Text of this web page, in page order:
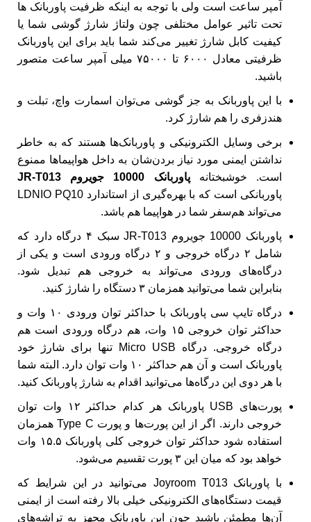
آمپر ساعت است ولی با توجه به اینکه ظرفیت پاوربانک ها
تحت تاثیر عوامل مختلفی چون ولتاژ شارژ گوشی شما یا
کیفیت کابل شارژ تغییر می‌کند شما باید برای این پاوربانک
ظرفیتی معادل ۶۰۰۰ تا ۷۵۰۰۰ میلی آمپر ساعت متصور
باشید.
با این پاوربانک به جز گوشی می‌توان اسمارت واچ، تبلت و
هندزفری را هم شارژ کرد.
برخی وسایل الکترونیکی و پاوربانک‌ها هستند که به خاطر
نداشتن ایمنی مورد نیاز بردن‌شان به داخل هواپیما‌ها ممنوع
است. خوشبختانهپاوربانک 10000 جویروم JR-T013
پاوربانکی است که با بهره‌گیری از استاندارد LDNIO PQ10
می‌تواند هم‌سفر شما در هواپیما هم باشد.
پاوربانک 10000 جویروم JR-T013 سبک ۴ درگاه دارد که
شامل ۲ درگاه خروجی و ۲ درگاه ورودی است و یکی‌ از
درگاه‌های ورودی می‌تواند به خروجی هم تبدیل شود.
بنابراین شما می‌توانید همزمان ۳ دستگاه را شارژ کنید.
درگاه تایپ سی پاوربانک با حداکثر توان ورودی ۱۰ وات و
حداکثر توان خروجی ۱۵ وات، هم درگاه ورودی است هم
درگاه خروجی. درگاه Micro USB تنها برای شارژ خود
پاوربانک است و آن هم حداکثر ۱۰ وات توان دارد. البته شما
با هر دوی این درگاه‌ها می‌توانید اقدام به شارژ پاوربانک کنید.
پورت‌های USB پاوربانک هر کدام حداکثر ۱۲ وات توان
خروجی دارند. اگر از این پورت‌ها و پورت Type C همزمان
استفاده شود حداکثر توان خروجی کلی پاوربانک ۱۵.۵ وات
خواهد بود که میان این ۳ پورت تقسیم می‌شود.
با پاوربانک Joyroom T013 می‌توانید در این شرایط که
قیمت دستگاه‌های الکترونیکی خیلی بالا رفته است از ایمنی
آن‌ها مطمئن باشید چون این پاوربانک مجهز به تراشه‌های